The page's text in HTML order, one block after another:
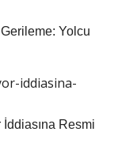
Yolcu
İddiasına Resmi